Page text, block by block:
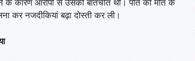
के कारण आरोपी से उसकी बातचीत थी। पति की मौत के
कर नजदीकियां बढ़ा दोस्ती कर ली।